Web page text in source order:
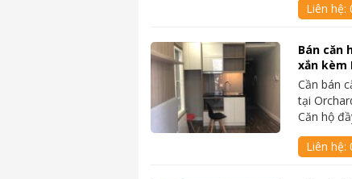
Liên hệ:
Bán căn
xắn kèm
Cần bán
tại
Căn hộ
Liên hệ: